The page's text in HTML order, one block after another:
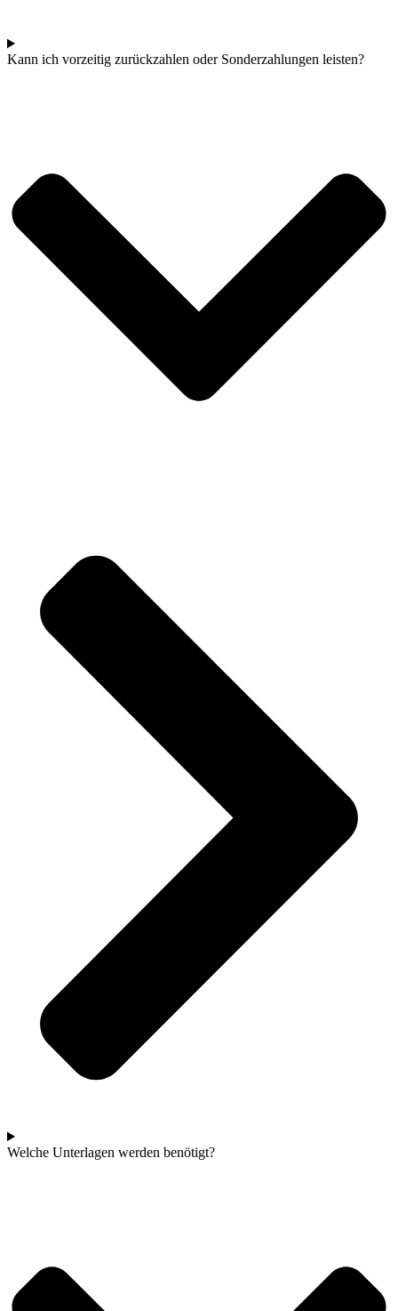
Kann ich vorzeitig zurückzahlen oder Sonderzahlungen leisten?
Welche Unterlagen werden benötigt?